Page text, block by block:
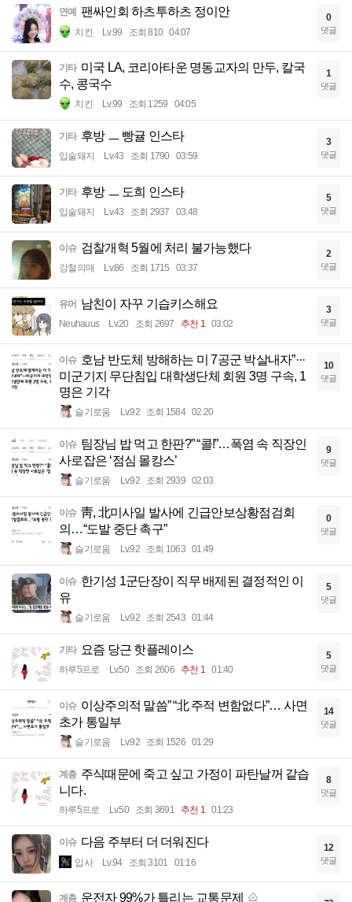
연예 팬싸인회 하츠투하츠 정이안
치킨 Lv.99 조회 810 04:07
0
댓글
기타 미국 LA, 코리아타운 명동교자의 만두, 칼국
수, 콩국수
치킨 Lv.99 조회 1259 04:05
1
댓글
기타 후방 ㅡ 빵귤 인스타
입술돼지 Lv.43 조회 1790 03:59
3
댓글
기타 후방 ㅡ 도희 인스타
입술돼지 Lv.43 조회 2937 03:48
5
댓글
이슈 검찰개혁 5월에 처리 불가능했다
강철의매 Lv.86 조회 1715 03:37
2
댓글
유머 남친이 자꾸 기습키스해요
Neuhauus Lv.20 조회 2697 추천 1 03:02
3
댓글
이슈 호남 반도체 방해하는 미 7공군 박살내자”···
미군기지 무단침입 대학생단체 회원 3명 구속, 1
명은 기각
슬기로움 Lv.92 조회 1584 02:20
10
댓글
이슈 팀장님 밥 먹고 한판?” “콜!”…폭염 속 직장인
사로잡은 ‘점심 몰캉스’
슬기로움 Lv.92 조회 2939 02:03
9
댓글
이슈 靑, 北미사일 발사에 긴급안보상황점검회
의…“도발 중단 촉구”
슬기로움 Lv.92 조회 1063 01:49
0
댓글
이슈 한기성 1군단장이 직무 배제된 결정적인 이
유
슬기로움 Lv.92 조회 2543 01:44
5
댓글
기타 요즘 당근 핫플레이스
하루5프로 Lv.50 조회 2606 추천 1 01:40
5
댓글
이슈 이상주의적 말씀” “北 주적 변함없다”… 사면
초가 통일부
슬기로움 Lv.92 조회 1526 01:29
14
댓글
계층 주식때문에 죽고 싶고 가정이 파탄날꺼 같습
니다.
하루5프로 Lv.50 조회 3691 추천 1 01:23
8
댓글
이슈 다음 주부터 더 더워진다
입사 Lv.94 조회 3101 01:16
12
댓글
계층 운전자 99%가 틀리는 교통문제